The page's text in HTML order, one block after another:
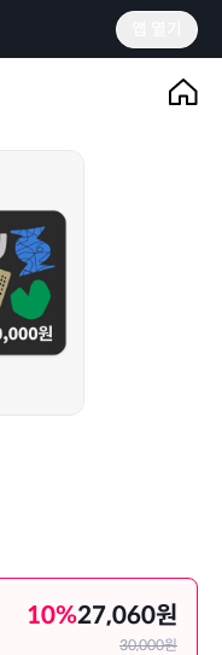
10%27,060원
30,000원